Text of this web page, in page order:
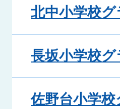
北中小学校
長坂小学校
佐野台小学